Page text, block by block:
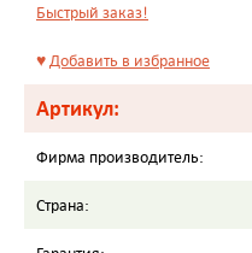
Быстрый заказ!
♥Добавить в избранное
Артикул:
Фирма производитель:
Страна: